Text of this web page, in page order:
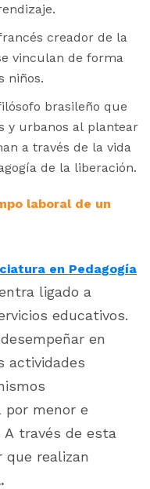
creador de la
vinculan de forma
niños.
brasileño que
y urbanos al plantear
a través de la vida
de la liberación.
laboral de un
en Pedagogía
ligado a
educativos.
en
actividades
por menor e
través de esta
que realizan